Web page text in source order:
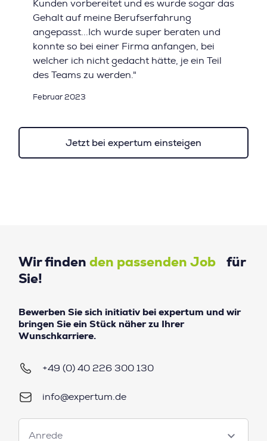
Kunden vorbereitet und es wurde sogar das
Gehalt auf meine Berufserfahrung
angepasst...Ich wurde super beraten und
konnte so bei einer Firma anfangen, bei
welcher ich nicht gedacht hätte, je ein Teil
des Teams zu werden."
Februar 2023
Jetzt bei expertum einsteigen
Wir finden den passenden Job für
Sie!
Bewerben Sie sich initiativ bei expertum und wir
bringen Sie ein Stück näher zu Ihrer
Wunschkarriere.
+49 (0) 40 226 300 130
info@expertum.de
Anrede
Anrede